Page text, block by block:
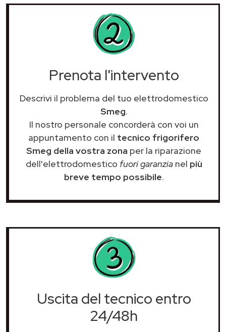
Prenota l'intervento
Descrivi il problema del tuo elettrodomestico
Smeg.
Il nostro personale concorderà con voi un
appuntamento con il tecnico frigorifero
Smeg della vostra zona per la riparazione
dell'elettrodomestico fuori garanzianel più
breve tempo possibile.
Uscita del tecnico entro
24/48h